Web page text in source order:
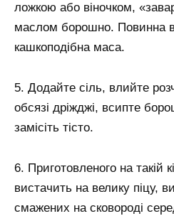
ложкою або віночком,
маслом борошно. Повинна
кашкоподібна маса.
5. Додайте сіль, влийте
обсязі дріжджі, всипте
замісіть тісто.
6. Приготовленого на такій
вистачить на велику піцу,
смажених на сковороді